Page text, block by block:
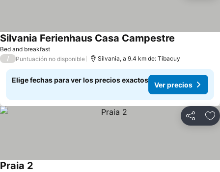
Bed and breakfast
Silvania Ferienhaus Casa Campestre
/ Puntuación no disponible Silvania, a 9.4 km de: Tibacuy
Elige fechas para ver los precios exactos
Ver precios
Compartir
Praia 2